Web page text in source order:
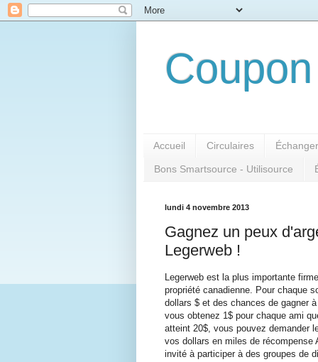
Accueil Circulaires
Bons Smartsource - Utilisource
lundi 4 novembre 2013
Gagnez un peux
Legerweb !
Legerweb est la plus importante
propriété canadienne. Pour chaque
dollars $ et des chances de gagner
vous obtenez 1$ pour chaque ami
atteint 20$, vous pouvez demander
vos dollars en miles de
invité à participer à des groupes de